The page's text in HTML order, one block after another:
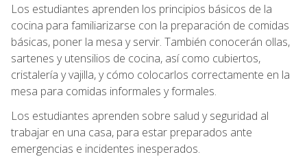
Los estudiantes aprenden los principios básicos de la
cocina para familiarizarse con la preparación de comidas
básicas, poner la mesa y servir. También conocerán ollas,
sartenes y utensilios de cocina, así como cubiertos,
cristalería y vajilla, y cómo colocarlos correctamente en la
mesa para comidas informales y formales.
Los estudiantes aprenden sobre salud y seguridad al
trabajar en una casa, para estar preparados ante
emergencias e incidentes inesperados.